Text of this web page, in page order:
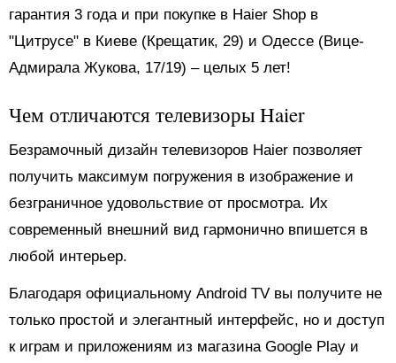
гарантия 3 года и при покупке в Haier Shop в
"Цитрусе" в Киеве (Крещатик, 29) и Одессе (Вице-
Адмирала Жукова, 17/19) – целых 5 лет!
Чем отличаются телевизоры Haier
Безрамочный дизайн телевизоров Haier позволяет
получить максимум погружения в изображение и
безграничное удовольствие от просмотра. Их
современный внешний вид гармонично впишется в
любой интерьер.
Благодаря официальному Android TV вы получите не
только простой и элегантный интерфейс, но и доступ
к играм и приложениям из магазина Google Play и